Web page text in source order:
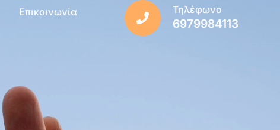
Επικοινωνία Τηλέφωνο
6979984113